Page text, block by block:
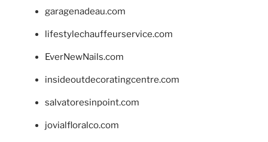
garagenadeau.com
lifestylechauffeurservice.com
EverNewNails.com
insideoutdecoratingcentre.com
salvatoresinpoint.com
jovialfloralco.com